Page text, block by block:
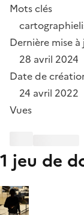
Mots clés
cartographie
Dernière mise à
28 avril 2024
Date de
24 avril 2022
Vues
1 jeu de